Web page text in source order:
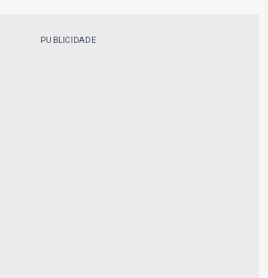
PUBLICIDADE